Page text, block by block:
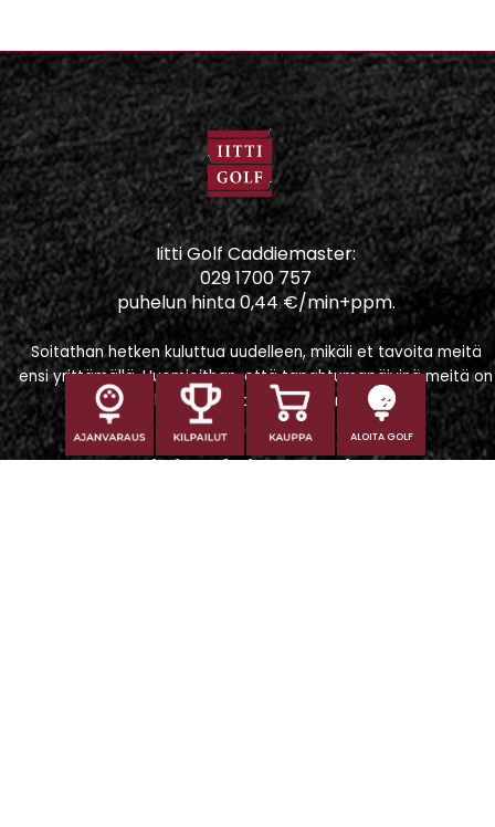
ALOITA GOLF
Iitti Golf Caddiemaster:
029 1700 757
puhelun hinta 0,44 €/min+ppm.
Soitathan hetken kuluttua uudelleen, mikäli et tavoita meitä
ensi yrittämällä. Huomioithan, että tapahtumapäivinä meitä on
vaikeampi tavoittaa puhelimitse.
Iitti Golf Niskaportti